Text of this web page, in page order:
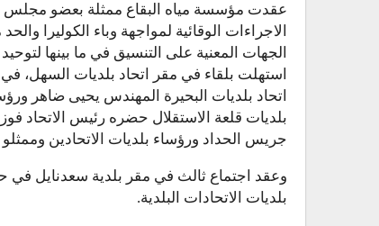
عقدت مؤسسة مياه البقاع ممثلة بعضو مجلس
الاجراءات الوقائية لمواجهة وباء الكوليرا
الجهات المعنية على التنسيق في ما بينها
استهلت بلقاء في مقر اتحاد بلديات
اتحاد بلديات البحيرة المهندس يحيى ضاهر
بلديات قلعة الاستقلال حضره رئيس الاتحاد
جريس الحداد ورؤساء بلديات الاتحادين وممثلو
وعقد اجتماع ثالث في مقر بلدية سعدنايل في
بلديات الاتحادات البلدية.